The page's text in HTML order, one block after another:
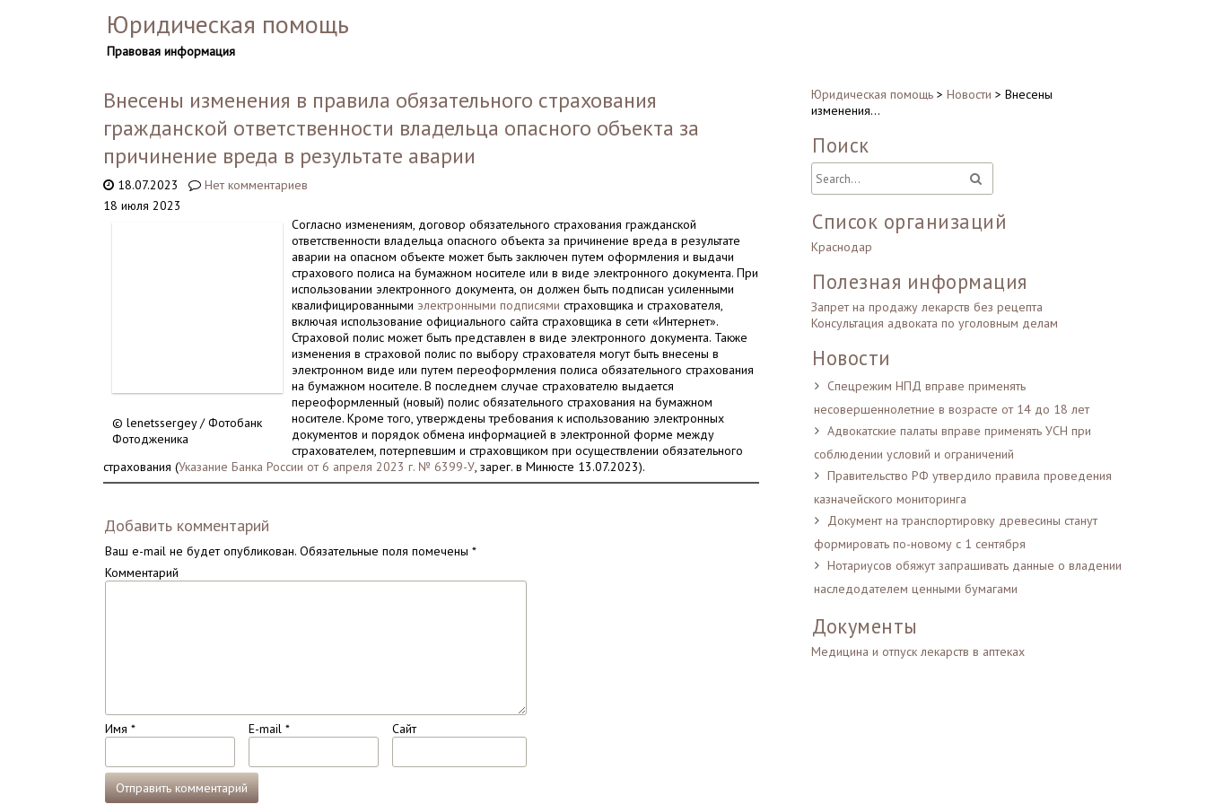
Юридическая помощь
Правовая информация
Внесены изменения в правила обязательного страхования
гражданской ответственности владельца опасного объекта за
причинение вреда в результате аварии
18.07.2023
Нет комментариев
18 июля 2023
© lenetssergey / Фотобанк
Фотодженика
Согласно изменениям, договор обязательного страхования гражданской
ответственности владельца опасного объекта за причинение вреда в результате
аварии на опасном объекте может быть заключен путем оформления и выдачи
страхового полиса на бумажном носителе или в виде электронного документа. При
использовании электронного документа, он должен быть подписан усиленными
квалифицированными электронными подписями страховщика и страхователя,
включая использование официального сайта страховщика в сети «Интернет».
Страховой полис может быть представлен в виде электронного документа. Также
изменения в страховой полис по выбору страхователя могут быть внесены в
электронном виде или путем переоформления полиса обязательного страхования
на бумажном носителе. В последнем случае страхователю выдается
переоформленный (новый) полис обязательного страхования на бумажном
носителе. Кроме того, утверждены требования к использованию электронных
документов и порядок обмена информацией в электронной форме между
страхователем, потерпевшим и страховщиком при осуществлении обязательного
страхования (Указание Банка России от 6 апреля 2023 г. № 6399-У, зарег. в Минюсте 13.07.2023).
Добавить комментарий
Ваш e-mail не будет опубликован. Обязательные поля помечены*
Комментарий
Имя* E-mail* Сайт
Юридическая помощь > Новости > Внесены
изменения…
Поиск
Список организаций
Краснодар
Полезная информация
Запрет на продажу лекарств без рецепта
Консультация адвоката по уголовным делам
Новости
Спецрежим НПД вправе применять
несовершеннолетние в возрасте от 14 до 18 лет
Адвокатские палаты вправе применять УСН при
соблюдении условий и ограничений
Правительство РФ утвердило правила проведения
казначейского мониторинга
Документ на транспортировку древесины станут
формировать по-новому с 1 сентября
Нотариусов обяжут запрашивать данные о владении
наследодателем ценными бумагами
Документы
Медицина и отпуск лекарств в аптеках